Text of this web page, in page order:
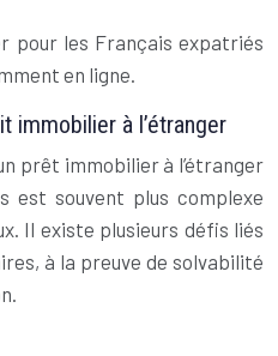
pour les Français expatriés
en ligne.
immobilier à l’étranger
prêt immobilier à l’étranger
est souvent plus complexe
Il existe plusieurs défis liés
à la preuve de solvabilité